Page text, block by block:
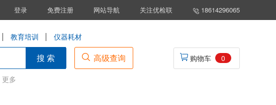
登录 免费注册 网站导航 关注优检联 18614296065
教育培训 仪器耗材
搜 索 高级查询
更多
购物车 0